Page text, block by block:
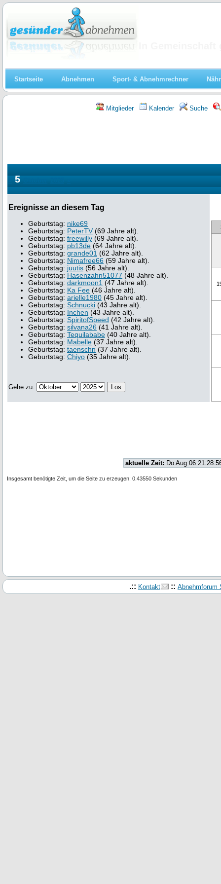
Startseite Abnehmen Sport- & Abnehmrechner
Mitglieder Kalender Suche
5
Ereignisse an diesem Tag
Geburtstag: nike69
Geburtstag: PeterTV (69 Jahre alt).
Geburtstag: freewilly (69 Jahre alt).
Geburtstag: pb13de (64 Jahre alt).
Geburtstag: grande01 (62 Jahre alt).
Geburtstag: Nimafree66 (59 Jahre alt).
Geburtstag: juutis (56 Jahre alt).
Geburtstag: Hasenzahn51077 (48 Jahre alt).
Geburtstag: darkmoon1 (47 Jahre alt).
Geburtstag: Ka Fee (46 Jahre alt).
Geburtstag: arielle1980 (45 Jahre alt).
Geburtstag: Schnucki (43 Jahre alt).
Geburtstag: Inchen (43 Jahre alt).
Geburtstag: SpiritofSpeed (42 Jahre alt).
Geburtstag: silvana26 (41 Jahre alt).
Geburtstag: Tequilababe (40 Jahre alt).
Geburtstag: Mabelle (37 Jahre alt).
Geburtstag: taenschn (37 Jahre alt).
Geburtstag: Chiyo (35 Jahre alt).
Gehe zu:
aktuelle Zeit: Do Aug 06
Insgesamt benötigte Zeit, um die Seite zu erzeugen: 0.43550 Sekunden
.:: Kontakt :: Abnehmforum